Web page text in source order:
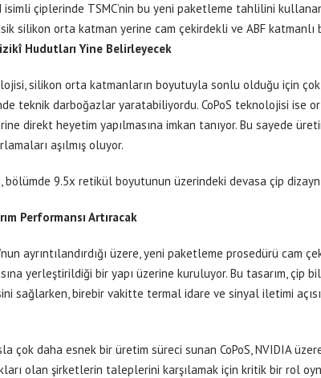
isimli çiplerinde TSMC’nin bu yeni paketleme tahlilini
silikon orta katman yerine cam çekirdekli ve ABF katmanlı
Hudutları Yine Belirleyecek
silikon orta katmanların boyutuyla sonlu olduğu için
teknik darboğazlar yaratabiliyordu. CoPoS teknolojisi ise
direkt heyetim yapılmasına imkan tanıyor. Bu sayede
aşılmış oluyor.
bölümde 9.5x retikül boyutunun üzerindeki devasa çip
Performansı Artıracak
ayrıntılandırdığı üzere, yeni paketleme prosedürü cam
yerleştirildiği bir yapı üzerine kuruluyor. Bu tasarım, çip
sağlarken, birebir vakitte termal idare ve sinyal iletimi
çok daha esnek bir üretim süreci sunan CoPoS, NVIDIA
olan şirketlerin taleplerini karşılamak için kritik bir rol